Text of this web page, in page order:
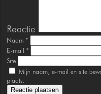
Reactie
Naam *
E-mail *
Site
Mijn naam, e-mail en site
plaats.